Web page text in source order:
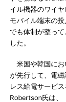
イル機器のワイ
モバイル端末の
でも体制が整っ
した。
米国や韓国にお
が先行して、電
レス給電サービ
Robertson氏は、